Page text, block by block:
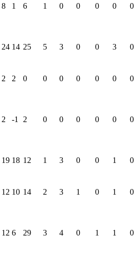
8 1 6 1 0 0 0 0
0
24 14 25 5 3 0 0 3
0
2 2 0 0 0 0 0 0
0
2 -1 2 0 0 0 0 0
0
19 18 12 1 3 0 0 1
0
12 10 14 2 3 1 0 1
0
12 6 29 3 4 0 1 1
0